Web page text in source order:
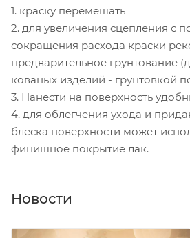
1. краску перемешать
2. для увеличения сцепления с
сокращения расхода краски
предварительное грунтование
кованых изделий - грунтовкой
3. Нанести на поверхность
4. для облегчения ухода и
блеска поверхности может
финишное покрытие лак.
Новости